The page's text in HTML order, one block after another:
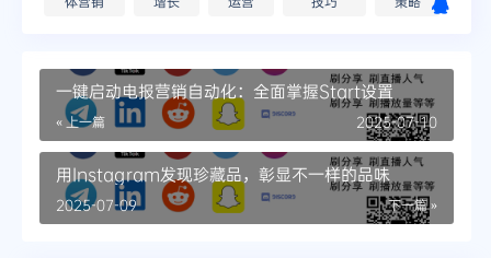
一键启动电报营销自动化：全面掌握Start设置
« 上一篇 2025-07-10
用Instagram发现珍藏品，彰显不一样的品味
下一篇 »
2025-07-09